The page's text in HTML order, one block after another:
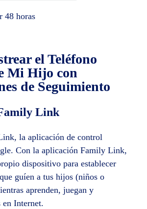
48 horas
el Teléfono
Mi Hijo con
de Seguimiento
Link
la aplicación de control
Con la aplicación Family Link,
dispositivo para establecer
guíen a tus hijos (niños o
aprenden, juegan y
en Internet.